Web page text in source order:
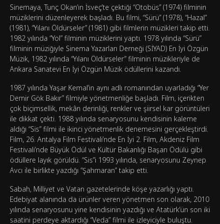
Sinemaya, Tunç Okan’ın İsveç’te çektiği “Otobüs” (1974) filminin
müziklerini düzenleyerek başladı. Bu filmi, “Sürü” (1978), “Hazal”
(1981), “Yılanı Öldürseler” (1981) gibi filmlerin müzikleri takip etti.
1982 yılında “Yol” filminin müziklerini yaptı. 1978 yılında “Sürü”
filminin müziğiyle Sinema Yazarları Derneği (SİYAD) En İyi Özgün
Müzik, 1982 yılında “Yılanı Öldürseler” filminin müzikleriyle de
Ankara Sanatevi En İyi Özgün Müzik ödüllerini kazandı.
1987 yılında Yaşar Kemal’in aynı adlı romanından uyarladığı “Yer
Demir Gök Bakır” filmiyle yönetmenliğe başladı. Film, içerikten
çok biçimsellik, mekân derinliği, renkler ve şiirsel kar görüntüleri
ile dikkat çekti. 1988 yılında senaryosunu kendisinin kaleme
aldığı “Sis” filmi ile ikinci yönetmenlik denemesini gerçekleştirdi.
Film, 26. Antalya Film Festivali’nde En İyi 2. Film, Akdeniz Film
Festivali’nde Büyük Ödül ve Kültür Bakanlığı Başarı Ödülü gibi
ödüllere layık görüldü. “Sis”i 1993 yılında, senaryosunu Zeynep
Avcı ile birlikte yazdığı “Şahmaran” takip etti.
Sabah, Milliyet ve Vatan gazetelerinde köşe yazarlığı yaptı.
Edebiyat alanında da ürünler veren yönetmen son olarak, 2010
yılında senaryosunu yine kendisinin yazdığı ve Atatürk’ün son iki
saatini perdeye aktardığı “Veda” filmi ile izleyiciyle buluştu.